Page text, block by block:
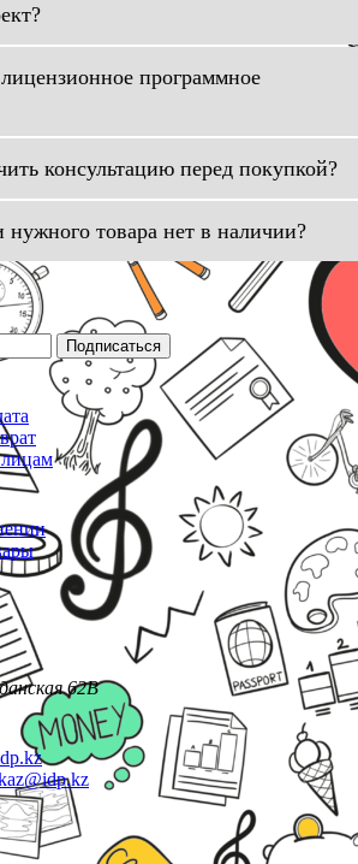
программное
консультацию перед покупкой?
нужного товара нет в наличии?
Подписаться
62В